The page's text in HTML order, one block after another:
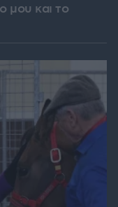
μου και το